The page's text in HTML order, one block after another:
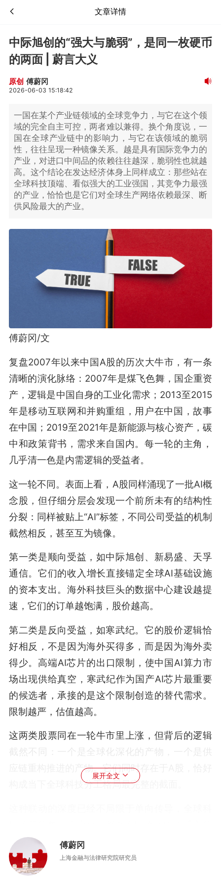
文章详情
中际旭创的“强大与脆弱”，是同一枚硬币
的两面 | 蔚言大义
原创 傅蔚冈
2026-06-03 15:18:42
一国在某个产业链领域的全球竞争力，与它在这个领
域的完全自主可控，两者难以兼得。换个角度说，一
国在全球产业链中的影响力，与它在该领域的脆弱
性，往往呈现一种镜像关系。越是具有国际竞争力的
产业，对进口中间品的依赖往往越深，脆弱性也就越
高。这个结论在发达经济体身上同样成立：那些站在
全球科技顶端、看似强大的工业强国，其竞争力最强
的产业，恰恰也是它们对全球生产网络依赖最深、断
供风险最大的产业。
傅蔚冈/文
复盘2007年以来中国A股的历次大牛市，有一条
清晰的演化脉络：2007年是煤飞色舞，国企重资
产，逻辑是中国自身的工业化需求；2013至2015
年是移动互联网和并购重组，用户在中国，故事
在中国；2019至2021年是新能源与核心资产，碳
中和政策背书，需求来自国内。每一轮的主角，
几乎清一色是内需逻辑的受益者。
这一轮不同。表面上看，A股同样涌现了一批AI概
念股，但仔细分层会发现一个前所未有的结构性
分裂：同样被贴上“AI”标签，不同公司受益的机制
截然相反，甚至互为镜像。
第一类是顺向受益，如中际旭创、新易盛、天孚
通信。它们的收入增长直接锚定全球AI基础设施
的资本支出。海外科技巨头的数据中心建设越提
速，它们的订单越饱满，股价越高。
第二类是反向受益，如寒武纪。它的股价逻辑恰
好相反，不是因为海外买得多，而是因为海外卖
得少。高端AI芯片的出口限制，使中国AI算力市
场出现供给真空，寒武纪作为国产AI芯片最重要
的候选者，承接的是这个限制创造的替代需求。
限制越严，估值越高。
这两类股票同在一轮牛市里上涨，但背后的逻辑
应链重构推进的产物。它们同时存在于A股，恰好
构成当下全球科技分工格局最完整的截面。
估值模型。与此同时，中国的每一次政策表态，
也在实时影响海外科技股的核心资产定价。近
期，受中美经贸谈判进展影响，英伟达股价单日
展开全文
傅蔚冈
上海金融与法律研究院研究员